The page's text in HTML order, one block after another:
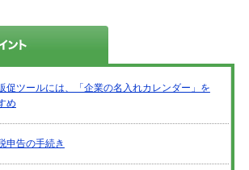
促ツールには、「企業の名入れカレンダー」を
め
申告の手続き